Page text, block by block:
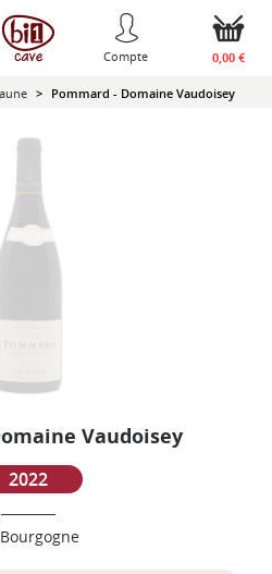
Compte 0,00 €
Pommard - Domaine Vaudoisey
Vaudoisey
2022
Bourgogne